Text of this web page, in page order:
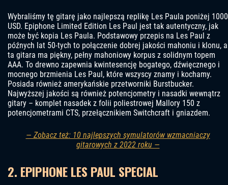
Wybraliśmy tę gitarę jako najlepszą replikę Les Paula poniżej 1000
USD. Epiphone Limited Edition Les Paul jest tak autentyczny, jak
może być kopia Les Paula. Podstawowy przepis na Les Paul z
późnych lat 50-tych to połączenie dobrej jakości mahoniu i klonu, a
ta gitara ma piękny, pełny mahoniowy korpus z solidnym topem
AAA. To drewno zapewnia kwintesencję bogatego, dźwięcznego i
mocnego brzmienia Les Paul, które wszyscy znamy i kochamy.
Posiada również amerykańskie przetworniki Burstbucker.
Najwyższej jakości są również potencjometry i nasadki wewnątrz
gitary – komplet nasadek z folii poliestrowej Mallory 150 z
potencjometrami CTS, przełącznikiem Switchcraft i gniazdem.
— Zobacz też: 10 najlepszych symulatorów wzmacniaczy
gitarowych z 2022 roku —
2. EPIPHONE LES PAUL SPECIAL